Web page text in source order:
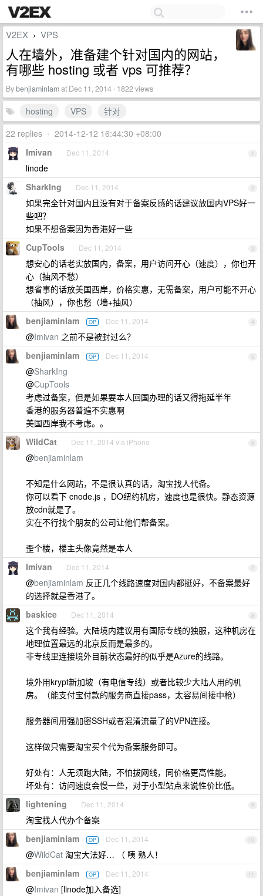
V2EX › VPS
人在墙外，准备建个针对国内的网站，
有哪些 hosting 或者 vps 可推荐？
Bybenjiaminlamat Dec 11, 2014 · 1822 views
hosting VPS
针对
22 replies • 2014-12-12 16:44:30 +08:00
1
Imivan Dec 11, 2014
linode
2
SharkIng Dec 11, 2014
如果完全针对国内且没有对于备案反感的话建议放国内VPS好一
些吧？
如果不想备案因为香港好一些
3
CupTools Dec 11, 2014
想安心的话老实放国内，备案，用户访问开心（速度），你也开
心（抽风不愁）
想省事的话放美国西岸，价格实惠，无需备案，用户可能不开心
（抽风），你也愁（墙+抽风）
4
benjiaminlam OP Dec 11, 2014
@Imivan 之前不是被封过么？
5
benjiaminlam OP Dec 11, 2014
@SharkIng
@CupTools
考虑过备案，但是如果要本人回国办理的话又得拖延半年
香港的服务器普遍不实惠啊
美国西岸我不考虑。。
6
WildCat Dec 11, 2014 via iPhone
@benjiaminlam
不知是什么网站，不是很认真的话，淘宝找人代备。
你可以看下 cnode.js ，DO纽约机房，速度也是很快。静态资源
放cdn就是了。
实在不行找个朋友的公司让他们帮备案。
歪个楼，楼主头像竟然是本人
7
Imivan Dec 11, 2014
@benjiaminlam 反正几个线路速度对国内都挺好，不备案最好
的选择就是香港了。
8
baskice Dec 11, 2014
这个我有经验。大陆境内建议用有国际专线的独服，这种机房在
地理位置最远的北京反而是最多的。
非专线里连接境外目前状态最好的似乎是Azure的线路。
境外用krypt新加坡（有电信专线）或者比较少大陆人用的机
房。（能支付宝付款的服务商直接pass，太容易间接中枪）
服务器间用强加密SSH或者混淆流量了的VPN连接。
这样做只需要淘宝买个代为备案服务即可。
好处有：人无须跑大陆，不怕拔网线，同价格更高性能。
坏处有：访问速度会慢一些，对于小型站点来说性价比低。
9
lightening Dec 11, 2014
淘宝找人代办个备案
10
benjiaminlam OP Dec 11, 2014
@WildCat 淘宝大法好… （ 咦 熟人！
11
benjiaminlam OP Dec 11, 2014
@Imivan [linode加入备选]